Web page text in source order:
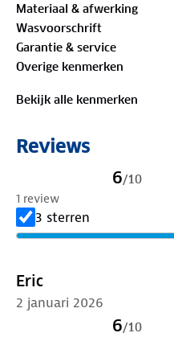
Bovaax sjaalal gezien?
Materiaal:
Buitenstof: 70% acryl,
Voering: 100% polyester
Materiaal & afwerking
Wasvoorschrift
Garantie & service
Overige kenmerken
Bekijk alle kenmerken
Reviews
6/10
1 review
3 sterren
Eric
2 januari 2026
6/10